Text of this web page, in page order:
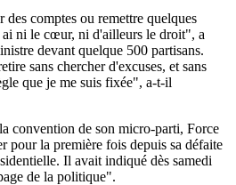
des comptes ou remettre quelques
ai ni le cœur, ni d'ailleurs le droit", a
devant quelque 500 partisans.
sans chercher d'excuses, et sans
que je me suis fixée", a-t-il
convention de son micro-parti, Force
pour la première fois depuis sa défaite
Il avait indiqué dès samedi
de la politique".